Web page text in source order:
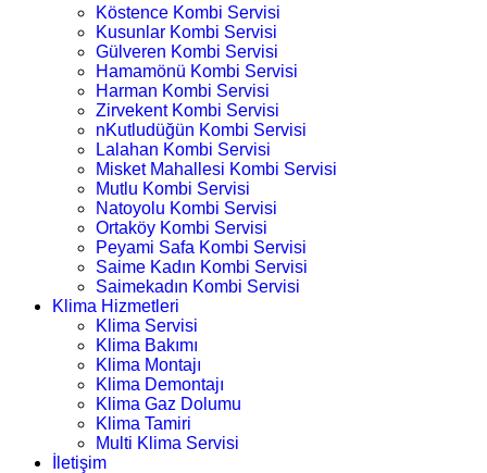
Köstence Kombi Servisi
Kusunlar Kombi Servisi
Gülveren Kombi Servisi
Hamamönü Kombi Servisi
Harman Kombi Servisi
Zirvekent Kombi Servisi
nKutludüğün Kombi Servisi
Lalahan Kombi Servisi
Misket Mahallesi Kombi Servisi
Mutlu Kombi Servisi
Natoyolu Kombi Servisi
Ortaköy Kombi Servisi
Peyami Safa Kombi Servisi
Saime Kadın Kombi Servisi
Saimekadın Kombi Servisi
Klima Hizmetleri
Klima Servisi
Klima Bakımı
Klima Montajı
Klima Demontajı
Klima Gaz Dolumu
Klima Tamiri
Multi Klima Servisi
İletişim